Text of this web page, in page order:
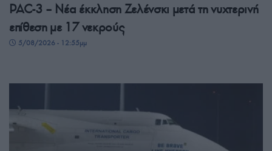
PAC-3 – Νέα έκκληση Ζελένσκι μετά τη νυχτερινή
επίθεση με 17 νεκρούς
5/08/2026 - 12:55μμ